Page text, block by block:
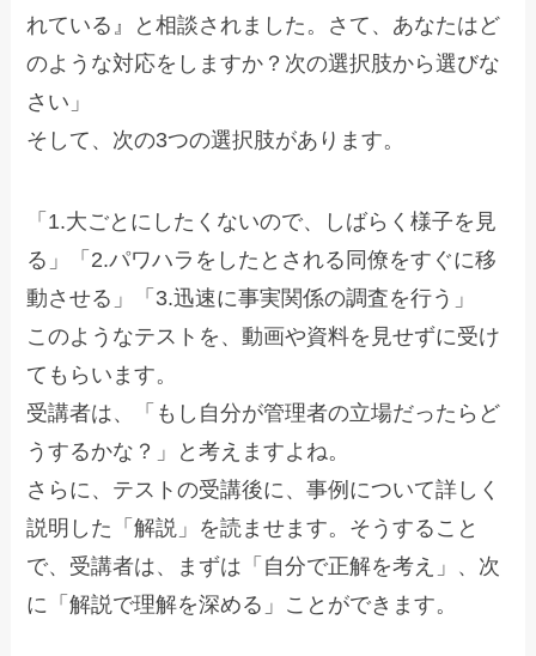
れている』と相談されました。さて、あなたはど
のような対応をしますか？次の選択肢から選びな
さい」
そして、次の3つの選択肢があります。
「1.大ごとにしたくないので、しばらく様子を見
る」「2.パワハラをしたとされる同僚をすぐに移
動させる」「3.迅速に事実関係の調査を行う」
このようなテストを、動画や資料を見せずに受け
てもらいます。
受講者は、「もし自分が管理者の立場だったらど
うするかな？」と考えますよね。
さらに、テストの受講後に、事例について詳しく
説明した「解説」を読ませます。そうすること
で、受講者は、まずは「自分で正解を考え」、次
に「解説で理解を深める」ことができます。